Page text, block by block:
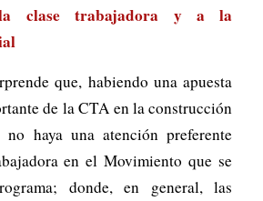
clase trabajadora y a la
que, habiendo una apuesta
de la CTA en la construcción
no haya una atención preferente
en el Movimiento que se
donde, en general, las